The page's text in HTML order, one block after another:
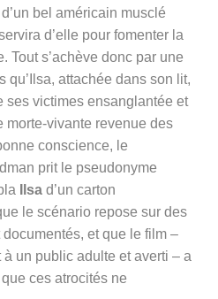
d’un bel américain musclé
d’elle pour fomenter la
Tout s’achève donc par une
qu’Ilsa, attachée dans son lit,
ses victimes ensanglantée et
morte-vivante revenue des
conscience, le
prit le pseudonyme
Ilsa d’un carton
le scénario repose sur des
et que le film –
un public adulte et averti – a
ces atrocités ne